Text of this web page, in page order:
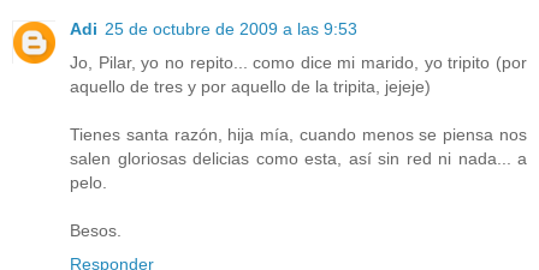
Adi 25 de octubre de 2009 a las 9:53
Jo, Pilar, yo no repito... como dice mi marido, yo tripito (por
aquello de tres y por aquello de la tripita, jejeje)
Tienes santa razón, hija mía, cuando menos se piensa nos
salen gloriosas delicias como esta, así sin red ni nada... a
pelo.
Besos.
Responder